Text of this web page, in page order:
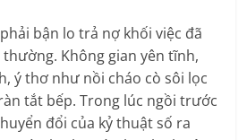
bận lo trả nợ khối việc đã
Không gian yên tĩnh,
ý thơ như nồi cháo cò sôi lọc
tắt bếp. Trong lúc ngồi trước
đổi của kỷ thuật số ra